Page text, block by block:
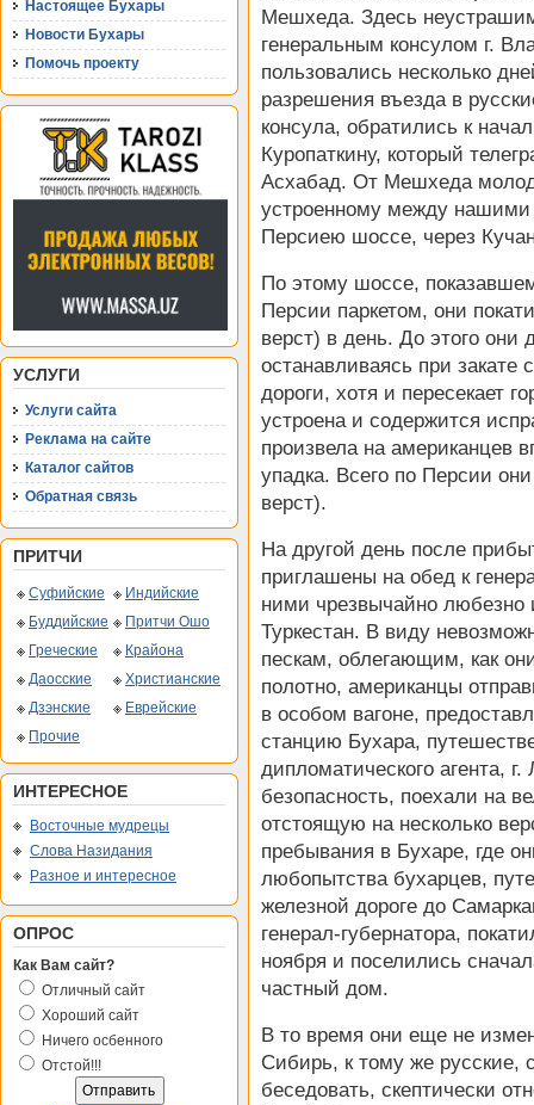
Настоящее Бухары
Новости Бухары
Помочь проекту
УСЛУГИ
Услуги сайта
Реклама на сайте
Каталог сайтов
Обратная связь
ПРИТЧИ
Суфийские
Индийские
Буддийские
Притчи Ошо
Греческие
Крайона
Даосские
Христианские
Дзэнские
Еврейские
Прочие
ИНТЕРЕСНОЕ
Восточные мудрецы
Слова Назидания
Разное и интересное
ОПРОС
Как Вам сайт?
Отличный сайт
Хороший сайт
Ничего осбенного
Отстой!!!
Мешхеда. Здесь
генеральным консулом г.
пользовались несколько
разрешения въезда в
консула, обратились к
Куропаткину, который
Асхабад. От Мешхеда
устроенному между
Персиею шоссе, через
По этому шоссе,
Персии паркетом, они
верст) в день. До этого
останавливаясь при
дороги, хотя и пересекает
устроена и содержится
произвела на американцев
упадка. Всего по Персии
верст).
На другой день после
приглашены на обед к
ними чрезвычайно любезно
Туркестан. В виду
пескам, облегающим, как
полотно, американцы
в особом вагоне,
станцию Бухара,
дипломатического агента,
безопасность, поехали на
отстоящую на несколько
пребывания в Бухаре, где
любопытства бухарцев,
железной дороге до
генерал-губернатора,
ноября и поселились
частный дом.
В то время они еще не
Сибирь, к тому же русские,
беседовать, скептически